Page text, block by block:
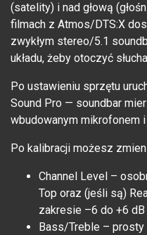
(satelity) i nad głową
filmach z Atmos/DTS:X
zwykłym stereo/5.1
układu, żeby otoczyć
Po ustawieniu sprzętu
Sound Pro — soundbar
wbudowanym mikrofonem
Po kalibracji możesz
Channel Level –
Top oraz (jeśli są)
zakresie –6 do +6 dB
Bass/Treble – prosty